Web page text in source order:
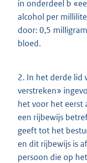
in onderdeel b
alcohol per
door: 0,5
bloed.
2. In het derde lid
verstreken»
het voor het eerst
een rijbewijs
geeft tot het
en dit rijbewijs is
persoon die op